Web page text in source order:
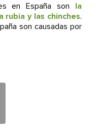
en España son la
rubia y las chinches.
son causadas por